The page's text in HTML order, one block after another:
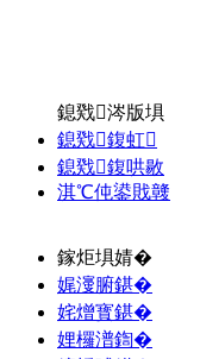
鎴戣涔版埧
鎴戣鍑虹
鎴戣鍑哄敭
淇℃伅鍙戝竷
鎵炬埧婧�
娓濅腑鍖�
姹熷寳鍖�
娌欏潽鍧�